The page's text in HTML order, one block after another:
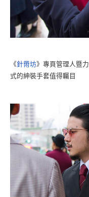
《針黹坊》專頁管理人暨
式的紳裝手套值得矚目